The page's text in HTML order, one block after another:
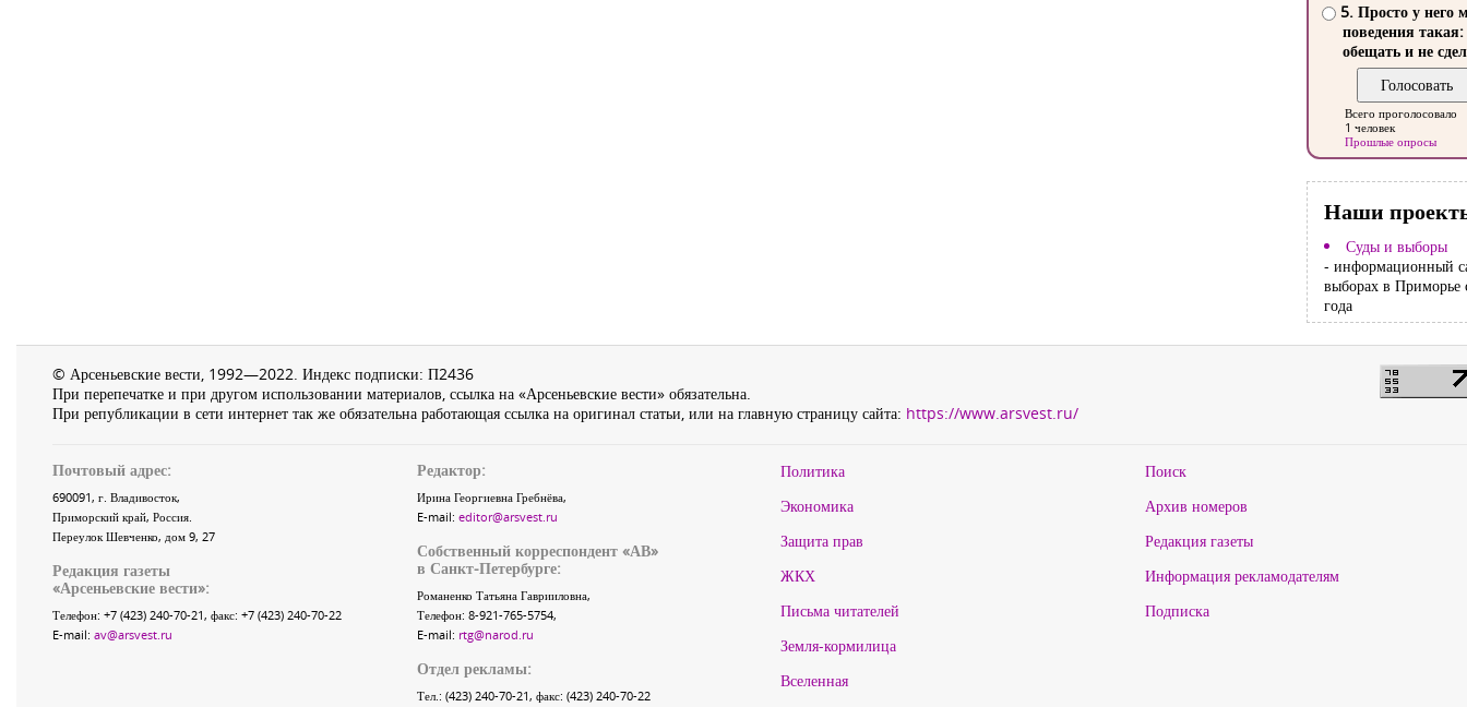
5. Просто у него
поведения такая:
обещать и не
Всего проголосовало
1 человек
Прошлые опросы
Наши
Суды и выборы
- информационный
выборах в Приморье
года
© Арсеньевские вести, 1992—2022. Индекс подписки: П2436
При перепечатке и при другом использовании материалов, ссылка на «Арсеньевские вести» обязательна.
При републикации в сети интернет так же обязательна работающая ссылка на оригинал статьи, или на главную страницу сайта: https://www.arsvest.ru/
Почтовый адрес:
690091, г. Владивосток,
Приморский край, Россия.
Переулок Шевченко, дом 9, 27
Редакция газеты
«Арсеньевские вести»:
Телефон: +7 (423) 240-70-21, факс: +7 (423) 240-70-22
E-mail: av@arsvest.ru
Редактор:
Ирина Георгиевна Гребнёва,
E-mail: editor@arsvest.ru
Собственный корреспондент «АВ»
в Санкт-Петербурге:
Романенко Татьяна Гаврииловна,
Телефон: 8-921-765-5754,
E-mail: rtg@narod.ru
Отдел рекламы:
Тел.: (423) 240-70-21, факс: (423) 240-70-22
Политика
Экономика
Защита прав
ЖКХ
Письма читателей
Земля-кормилица
Вселенная
Поиск
Архив номеров
Редакция газеты
Информация рекламодателям
Подписка